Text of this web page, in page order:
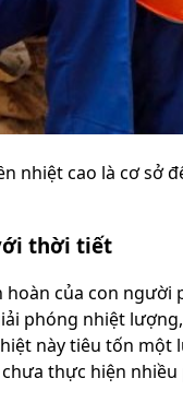
nhiệt cao là cơ sở
thời tiết
của con người
phóng nhiệt
này tiêu tốn
thực hiện nhiều